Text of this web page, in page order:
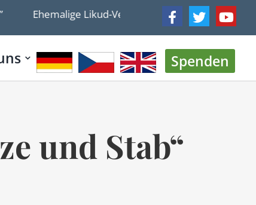
Likud-Veteranen Edelstein und Erdan kündigen
Spenden
und Stab“